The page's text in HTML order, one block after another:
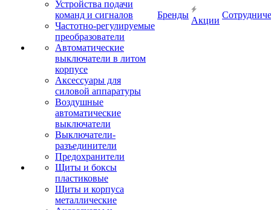
Устройства подачи
команд и сигналов
Частотно-регулируемые
преобразователи
Автоматические
выключатели в литом
корпусе
Аксессуары для
силовой аппаратуры
Воздушные
автоматические
выключатели
Выключатели-
разъединители
Предохранители
Щиты и боксы
пластиковые
Щиты и корпуса
металлические
Бренды
Акции